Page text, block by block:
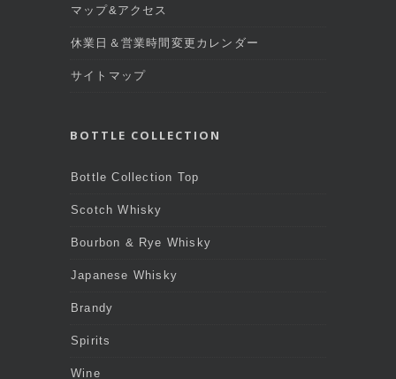
マップ&アクセス
休業日＆営業時間変更カレンダー
サイトマップ
BOTTLE COLLECTION
Bottle Collection Top
Scotch Whisky
Bourbon & Rye Whisky
Japanese Whisky
Brandy
Spirits
Wine